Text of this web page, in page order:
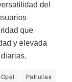
del
que
y elevada
Opel
Patrullas